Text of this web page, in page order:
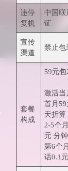
违停
复机
中国联
证
宣传
渠道
禁止包
套餐
构成
59元
激活当
首月
天折算
2-5个
元 分钟
第6个
话0.1